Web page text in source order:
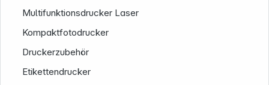
Multifunktionsdrucker Laser
Kompaktfotodrucker
Druckerzubehör
Etikettendrucker